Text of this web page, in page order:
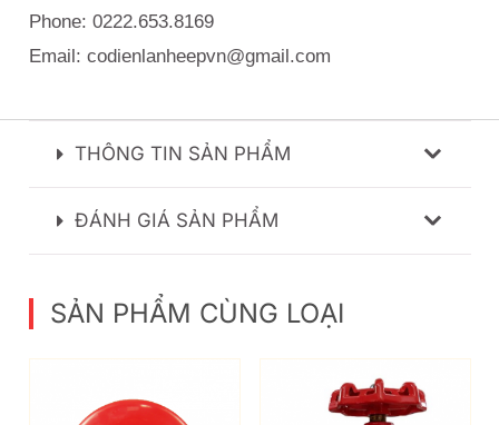
Phone: 0222.653.8169
Email: codienlanheepvn@gmail.com
THÔNG TIN SẢN PHẨM
ĐÁNH GIÁ SẢN PHẨM
SẢN PHẨM CÙNG LOẠI